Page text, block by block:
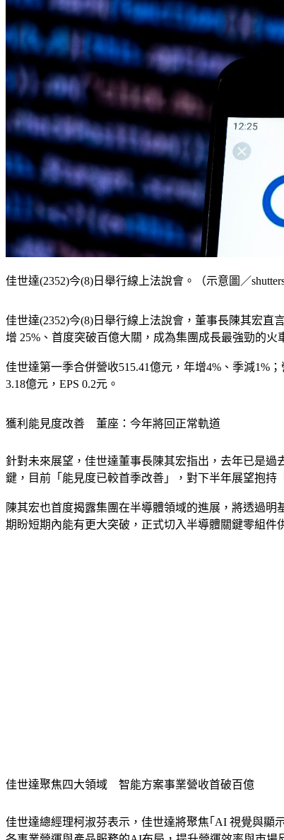
佳世達(2352)今(8)日舉行線上法說會。（示意圖／
佳世達(2352)今(8)日舉行線上法說會，董事長陳其宏
增 25%、首度突破百億大關，成為集團成長最強勁的火
佳世達第一季合併營收515.41億元，年增4%、季減1%
3.18億元，EPS 0.2元。
獲利能見度改善　董座：今年將回正常軌道
針對未來展望，佳世達董事長陳其宏指出，去年已是
鍵，目前「能見度已較首季改善」
， 對下半年展望抱持
陳其宏也首度揭露集團在半導體領域的進展，將透過
期盼短期內能有更大突破，正式切入半導體關鍵零組件
佳世達聚焦四大領域　智能方案事業營收首破百億
佳世達總經理柯淑芬表示，佳世達將聚焦｢AI 視覺與